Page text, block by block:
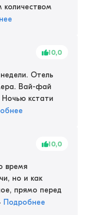
10,0
Отель
Вай-фай
кстати
10,0
время
но и как
прямо перед
Подробнее